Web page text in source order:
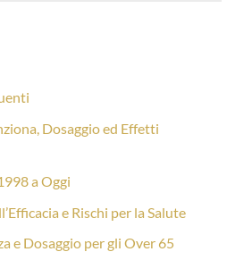
Dosaggio ed Effetti
a Oggi
e Rischi per la Salute
e Dosaggio per gli Over 65